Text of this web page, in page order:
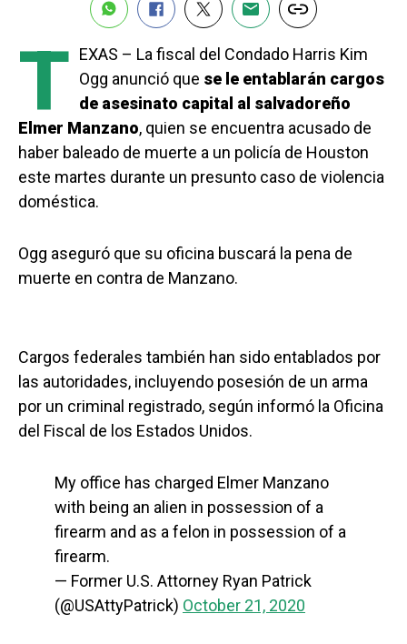
T EXAS – La fiscal del Condado Harris Kim
Ogg anunció que se le entablarán cargos
de asesinato capital al salvadoreño
Elmer Manzano, quien se encuentra acusado de
haber baleado de muerte a un policía de Houston
este martes durante un presunto caso de violencia
doméstica.
Ogg aseguró que su oficina buscará la pena de
muerte en contra de Manzano.
Cargos federales también han sido entablados por
las autoridades, incluyendo posesión de un arma
por un criminal registrado, según informó la Oficina
del Fiscal de los Estados Unidos.
My office has charged Elmer Manzano
with being an alien in possession of a
firearm and as a felon in possession of a
firearm.
— Former U.S. Attorney Ryan Patrick
(@USAttyPatrick) October 21, 2020